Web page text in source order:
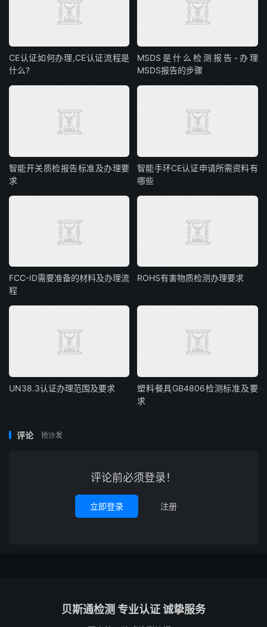
CE认证如何办理,CE认证流程是
什么?
MSDS是什么检测报告-办理
MSDS报告的步骤
智能开关质检报告标准及办理要
求
智能手环CE认证申请所需资料有
哪些
FCC-ID需要准备的材料及办理流
程
ROHS有害物质检测办理要求
UN38.3认证办理范围及要求
塑料餐具GB4806检测标准及要
求
评论 抢沙发
评论前必须登录！
立即登录 注册
贝斯通检测 专业认证 诚挚服务